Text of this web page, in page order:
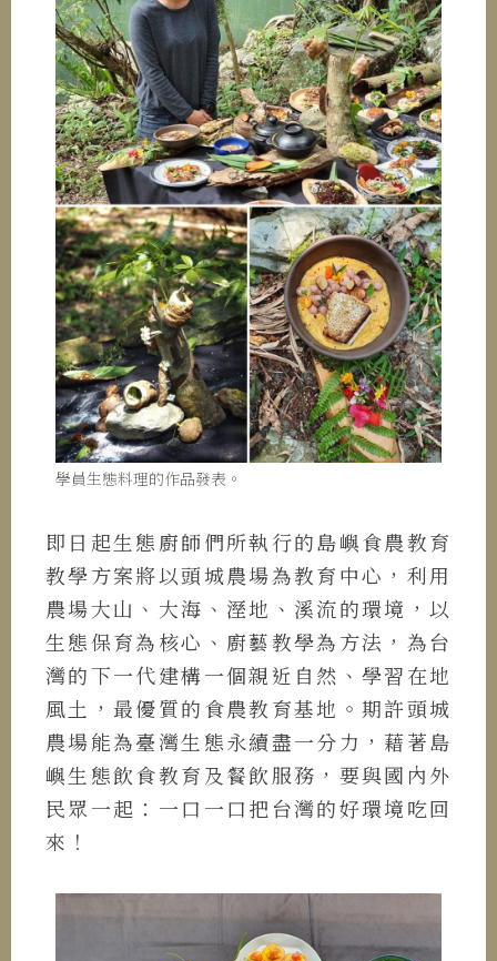
學員生態料理的作品發表。
即日起生態廚師們所執行的島嶼食農教育
教學方案將以頭城農場為教育中心，利用
農場大山、大海、溼地、溪流的環境，以
生態保育為核心、廚藝教學為方法，為台
灣的下一代建構一個親近自然、學習在地
風土，最優質的食農教育基地。期許頭城
農場能為臺灣生態永續盡一分力，藉著島
嶼生態飲食教育及餐飲服務，要與國內外
民眾一起：一口一口把台灣的好環境吃回
來！